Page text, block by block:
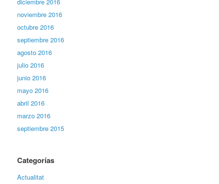
noviembre 2016
octubre 2016
septiembre 2016
agosto 2016
julio 2016
junio 2016
mayo 2016
abril 2016
marzo 2016
septiembre 2015
Categorías
Actualitat